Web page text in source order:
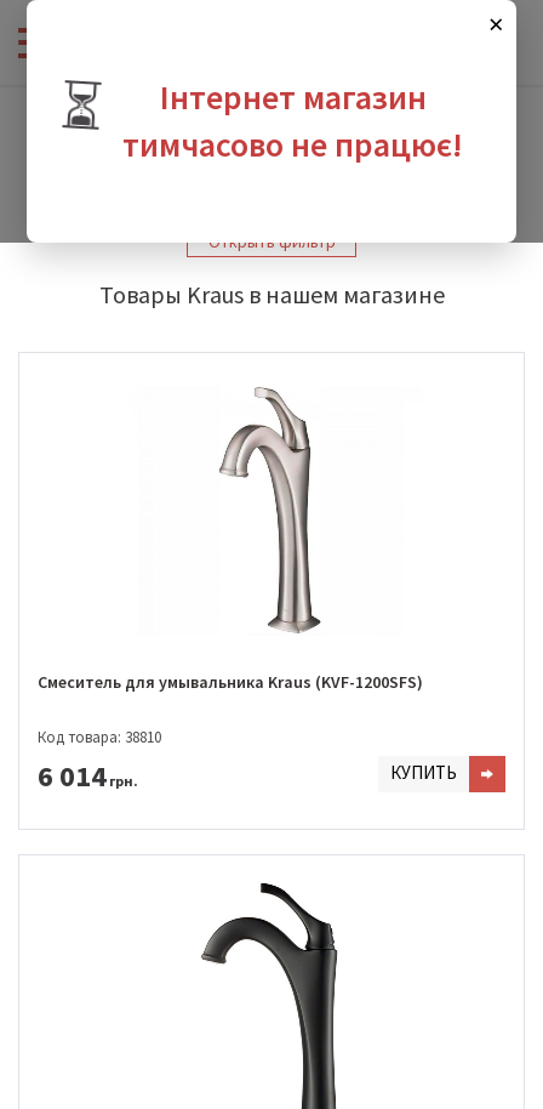
×
⏳
Інтернет магазин
тимчасово не працює!
Интернет-магазин сантехники Производители - Kraus
Открыть фильтр
Товары Kraus в нашем магазине
Смеситель для умывальника Kraus (KVF-1200SFS)
Код товара: 38810
6 014 грн. КУПИТЬ